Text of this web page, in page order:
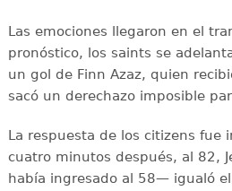
Las emociones llegaron en el
pronóstico, los saints se
un gol de Finn Azaz, quien
sacó un derechazo imposible
La respuesta de los citizens fue
cuatro minutos después, al 82,
había ingresado al 58— igualó